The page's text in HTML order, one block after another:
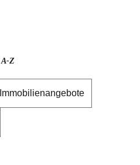
A-Z
Immobilienangebote